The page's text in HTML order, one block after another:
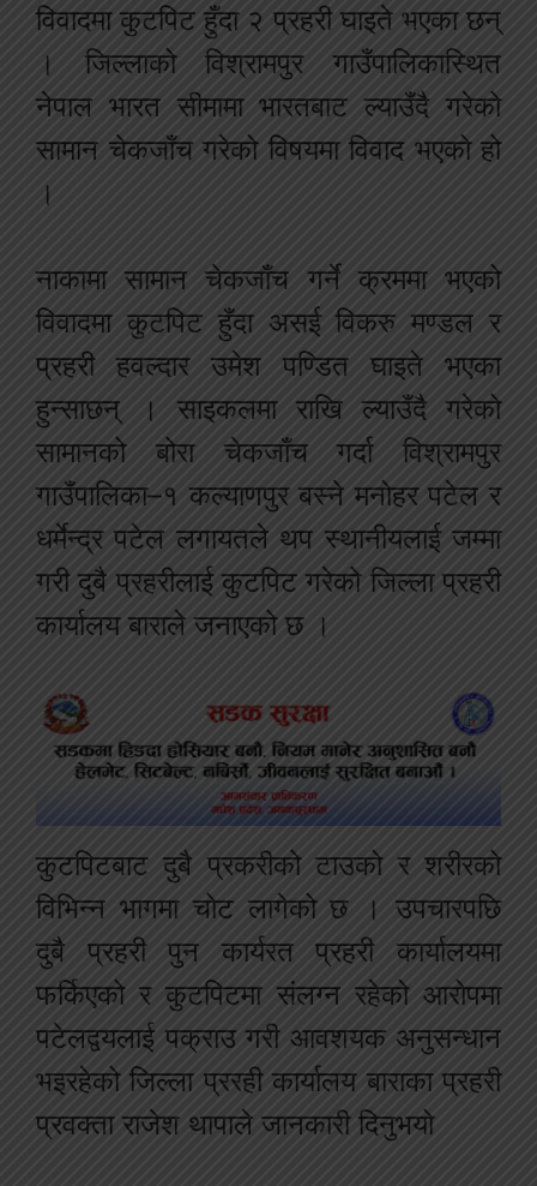
विवादमा कुटपिट हुँदा २ प्रहरी घाइते भएका छन्
। जिल्लाको विश्रामपुर गाउँपालिकास्थित
नेपाल भारत सीमामा भारतबाट ल्याउँदै गरेको
सामान चेकजाँच गरेको विषयमा विवाद भएको हो
।
नाकामा सामान चेकजाँच गर्ने क्रममा भएको
विवादमा कुटपिट हुँदा असई विकरु मण्डल र
प्रहरी हवल्दार उमेश पण्डित घाइते भएका
हुन्साछन् । साइकलमा राखि ल्याउँदै गरेको
सामानको बोरा चेकजाँच गर्दा विश्रामपुर
गाउँपालिका–१ कल्याणपुर बस्ने मनोहर पटेल र
धर्मेन्द्र पटेल लगायतले थप स्थानीयलाई जम्मा
गरी दुबै प्रहरीलाई कुटपिट गरेको जिल्ला प्रहरी
कार्यालय बाराले जनाएको छ ।
कुटपिटबाट दुबै प्रकरीको टाउको र शरीरको
विभिन्न भागमा चोट लागेको छ । उपचारपछि
दुबै प्रहरी पुन कार्यरत प्रहरी कार्यालयमा
फर्किएको र कुटपिटमा संलग्न रहेको आरोपमा
पटेलद्वयलाई पक्राउ गरी आवशयक अनुसन्धान
भइरहेको जिल्ला प्ररही कार्यालय बाराका प्रहरी
प्रवक्ता राजेश थापाले जानकारी दिनुभयो